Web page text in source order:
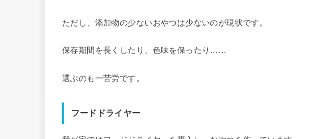
ただし、 添加物の少ないおやつは少ないのが現状です。
保存期間を長くしたり、色味を保ったり……
選ぶのも一苦労です。
フードドライヤー